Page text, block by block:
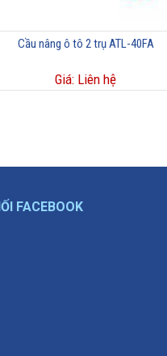
Cầu nâng ô tô 2 trụ ATL-40FA
Giá: Liên hệ
FACEBOOK